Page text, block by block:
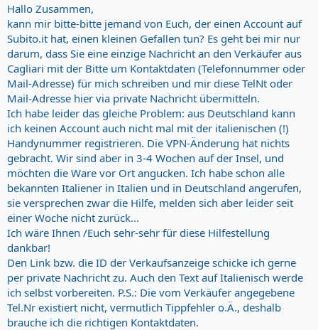
Hallo Zusammen,
kann mir bitte-bitte jemand von Euch, der einen Account auf
Subito.it hat, einen kleinen Gefallen tun? Es geht bei mir nur
darum, dass Sie eine einzige Nachricht an den Verkäufer aus
Cagliari mit der Bitte um Kontaktdaten (Telefonnummer oder
Mail-Adresse) für mich schreiben und mir diese TelNt oder
Mail-Adresse hier via private Nachricht übermitteln.
Ich habe leider das gleiche Problem: aus Deutschland kann
ich keinen Account auch nicht mal mit der italienischen (!)
Handynummer registrieren. Die VPN-Änderung hat nichts
gebracht. Wir sind aber in 3-4 Wochen auf der Insel, und
möchten die Ware vor Ort angucken. Ich habe schon alle
bekannten Italiener in Italien und in Deutschland angerufen,
sie versprechen zwar die Hilfe, melden sich aber leider seit
einer Woche nicht zurück...
Ich wäre Ihnen /Euch sehr-sehr für diese Hilfestellung
dankbar!
Den Link bzw. die ID der Verkaufsanzeige schicke ich gerne
per private Nachricht zu. Auch den Text auf Italienisch werde
ich selbst vorbereiten. P.S.: Die vom Verkäufer angegebene
Tel.Nr existiert nicht, vermutlich Tippfehler o.Ä., deshalb
brauche ich die richtigen Kontaktdaten.